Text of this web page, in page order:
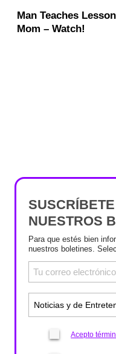
NUESTROS
Para que estés bien
nuestros boletines.
Acepto